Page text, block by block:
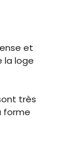
et
la loge
très
forme